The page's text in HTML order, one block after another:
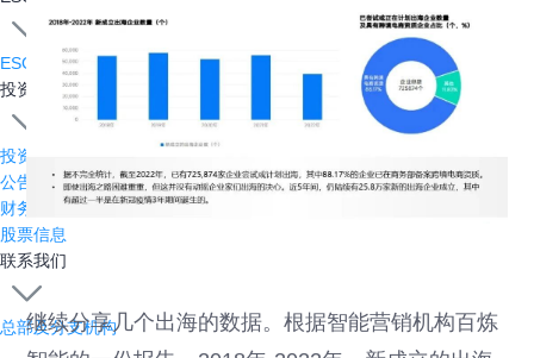
ESG报告
投资者关系
投资者关系主页
公告与通函
财务报告
股票信息
联系我们
总部及分支机构
继续分享几个出海的数据。根据智能营销机构百炼